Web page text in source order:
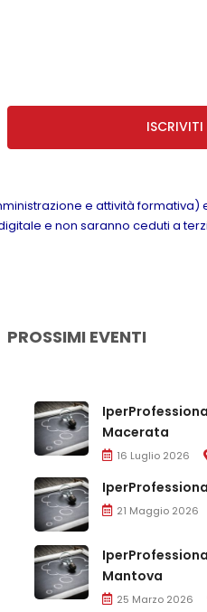
ISCRIVITI
e attività formativa)
e non saranno ceduti a
PROSSIMI EVENTI
Macerata
16 Luglio 2026
21 Maggio 2026
Mantova
25 Marzo 2026